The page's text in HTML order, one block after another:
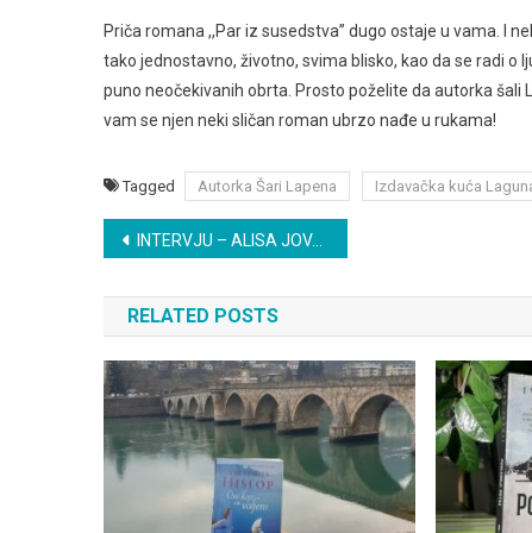
Priča romana ,,Par iz susedstva” dugo ostaje u vama. I
tako jednostavno, životno, svima blisko, kao da se radi
puno neočekivanih obrta. Prosto poželite da autorka šali
vam se njen neki sličan roman ubrzo nađe u rukama!
Tagged Autorka Šari Lapena Izdavačka kuća
Post
navigation
INTERVJU – ALISA JOVANOVIĆ
RELATED POSTS